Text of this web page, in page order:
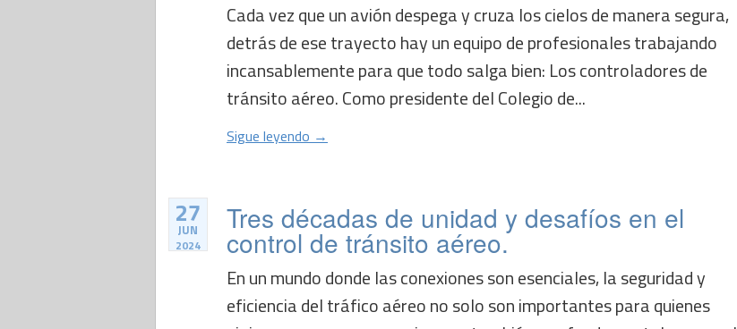
Cada vez que un avión despega y cruza los cielos de manera segura,
detrás de ese trayecto hay un equipo de profesionales trabajando
incansablemente para que todo salga bien: Los controladores de
tránsito aéreo. Como presidente del Colegio de...
Sigue leyendo →
27
JUN
2024
Tres décadas de unidad y desafíos en el
control de tránsito aéreo.
En un mundo donde las conexiones son esenciales, la seguridad y
eficiencia del tráfico aéreo no solo son importantes para quienes